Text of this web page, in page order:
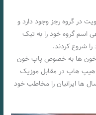
در گروه رجز وجود دارد و
اسم گروه خود را به تیک
را شروع کردند.
خون ها به خصوص پاپ خون
هیپ هاپ در مقابل موزیک
ها ایرانیان را مخاطب خود